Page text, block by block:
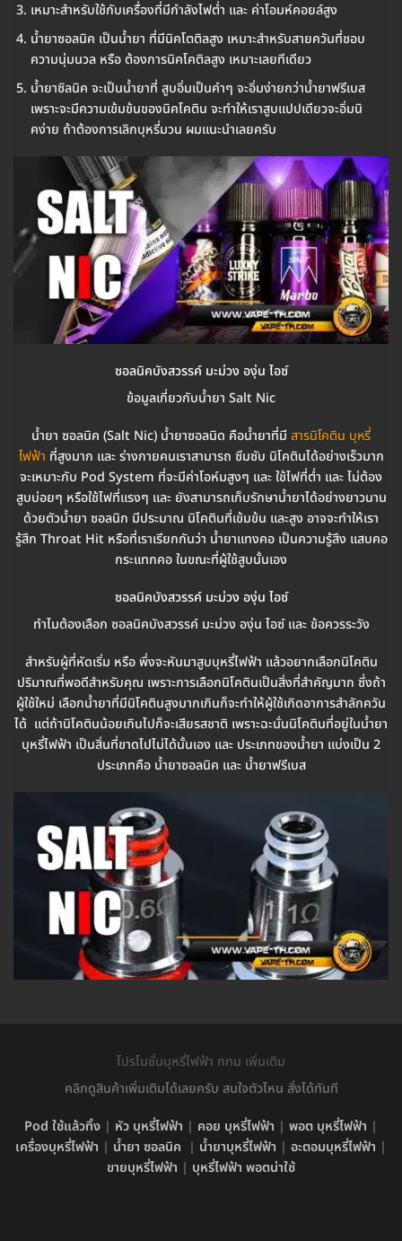
เหมาะสำหรับใช้กับเครื่องที่มีกำลังไฟต่ำ และ ค่าโอมห์คอยล์สูง
น้ำยาซอลนิค เป็นน้ำยา ที่มีนิคโตติลสูง เหมาะสำหรับสายควันที่ชอบ
ความนุ่มนวล หรือ ต้องการนิคโคติลสูง เหมาะเลยทีเดียว
น้ำยาซิลนิค จะเป็นน้ำยาที่ สูบอิ่มเป็นคำๆ จะอิ่มง่ายกว่าน้ำยาฟรีเบส
เพราะจะมีความเข้มข้นของนิคโคติน จะทำให้เราสูบแปปเดียวจะอิ่มนิ
คง่าย ถ้าต้องการเลิกบุหรี่มวน ผมแนะนำเลยครับ
ซอลนิคบังสวรรค์ มะม่วง องุ่น ไอซ์
ข้อมูลเกี่ยวกับน้ำยา Salt Nic
น้ำยา ซอลนิค (Salt Nic) น้ำยาซอลนิด คือน้ำยาที่มี สารนิโคติน บุหรี่
ไฟฟ้า ที่สูงมาก และ ร่างกายคนเราสามารถ ซึมซับ นิโคตินได้อย่างเร็วมาก
จะเหมาะกับ Pod System ที่จะมีค่าโอห์มสูงๆ และ ใช้ไฟที่ต่ำ และ ไม่ต้อง
สูบบ่อยๆ หรือใช้ไฟที่แรงๆ และ ยังสามารถเก็บรักษาน้ำยาได้อย่างยาวนาน
ด้วยตัวน้ำยา ซอลนิก มีประมาณ นิโคตินที่เข้มข้น และสูง อาจจะทำให้เรา
รู้สึก Throat Hit หรือที่เราเรียกกันว่า น้ำยาแทงคอ เป็นความรู้สึง แสบคอ
กระแทกคอ ในขณะที่ผู้ใช้สูบนั้นเอง
ซอลนิคบังสวรรค์ มะม่วง องุ่น ไอซ์
ทำไมต้องเลือก ซอลนิคบังสวรรค์ มะม่วง องุ่น ไอซ์ และ ข้อควรระวัง
สำหรับผู้ที่หัดเริ่ม หรือ พึ่งจะหันมาสูบบุหรี่ไฟฟ้า แล้วอยากเลือกนิโคติน
ปริมาณที่พอดีสำหรับคุณ เพราะการเลือกนิโคตินเป็นสิ่งที่สำคัญมาก ซึ่งถ้า
ผู้ใช้ใหม่ เลือกน้ำยาที่มีนิโคตินสูงมากเกินก็จะทำให้ผู้ใช้เกิดอาการสำลักควัน
ได้ แต่ถ้านิโคตินน้อยเกินไปก็จะเสียรสชาติ เพราะฉะนั่นนิโคตินที่อยู่ในน้ำยา
บุหรี่ไฟฟ้า เป็นสิ่นที่ขาดไปไม่ได้นั้นเอง และ ประเภทของน้ำยา แบ่งเป็น 2
ประเภทคือ น้ำยาซอลนิค และ น้ำยาฟรีเบส
โปรโมชั่นบุหรี่ไฟฟ้า กทม เพิ่มเติม
คลิกดูสินค้าเพิ่มเติมได้เลยครับ สนใจตัวไหน สั่งได้ทันที
Pod ใช้แล้วทิ้ง | หัว บุหรี่ไฟฟ้า | คอย บุหรี่ไฟฟ้า | พอต บุหรี่ไฟฟ้า |
เครื่องบุหรี่ไฟฟ้า | น้ำยา ซอลนิค | น้ำยาบุหรี่ไฟฟ้า | อะตอมบุหรี่ไฟฟ้า |
ขายบุหรี่ไฟฟ้า | บุหรี่ไฟฟ้า พอตน่าใช้